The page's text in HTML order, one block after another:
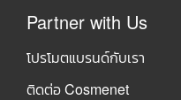
Partner with Us
โปรโมตแบรนด์กับเรา
ติดต่อ Cosmenet